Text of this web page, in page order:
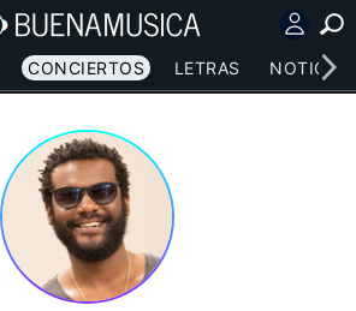
CONCIERTOS LETRAS NOTICIAS